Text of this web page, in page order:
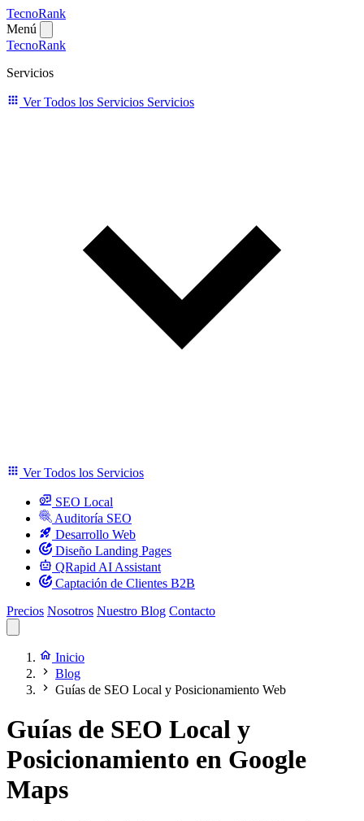
TecnoRank
Menú
TecnoRank
Servicios
Ver Todos los Servicios Servicios
Ver Todos los Servicios
SEO Local
Auditoría SEO
Desarrollo Web
Diseño Landing Pages
QRapid AI Assistant
Captación de Clientes B2B
Precios Nosotros Nuestro Blog Contacto
Inicio
Blog
Guías de SEO Local y Posicionamiento Web
Guías de SEO Local y
Posicionamiento en Google
Maps